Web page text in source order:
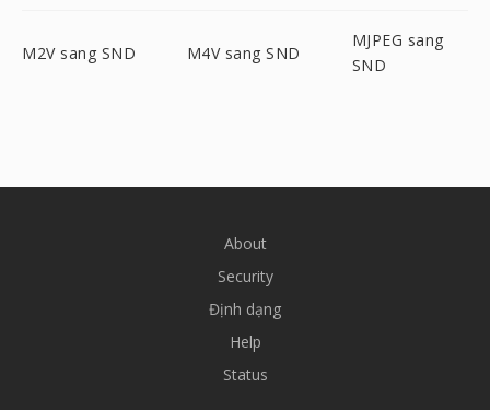
M2V sang SND M4V sang SND
MJPEG sang
SND
About
Security
Định dạng
Help
Status